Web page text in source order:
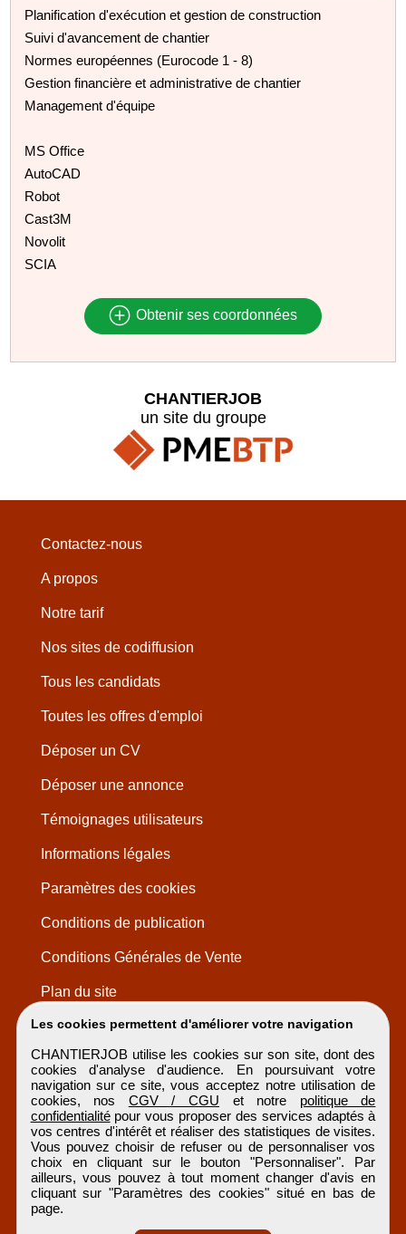
Planification d'exécution et gestion de construction
Suivi d'avancement de chantier
Normes européennes (Eurocode 1 - 8)
Gestion financière et administrative de chantier
Management d'équipe
MS Office
AutoCAD
Robot
Cast3M
Novolit
SCIA
Obtenir ses coordonnées
Les cookies permettent d'améliorer votre navigation
CHANTIERJOB utilise les cookies sur son site, dont des
cookies d'analyse d'audience. En poursuivant votre
navigation sur ce site, vous acceptez notre utilisation de
cookies, nos CGV / CGU et notre politique de
confidentialitépour vous proposer des services adaptés à
vos centres d'intérêt et réaliser des statistiques de visites.
Vous pouvez choisir de refuser ou de personnaliser vos
choix en cliquant sur le bouton "Personnaliser". Par
ailleurs, vous pouvez à tout moment changer d'avis en
cliquant sur "Paramètres des cookies" situé en bas de
page.
CHANTIERJOB
un site du groupe
Contactez-nous
A propos
Notre tarif
Nos sites de codiffusion
Tous les candidats
Toutes les offres d'emploi
Déposer un CV
Déposer une annonce
Témoignages utilisateurs
Informations légales
Paramètres des cookies
Conditions de publication
Conditions Générales de Vente
Plan du site